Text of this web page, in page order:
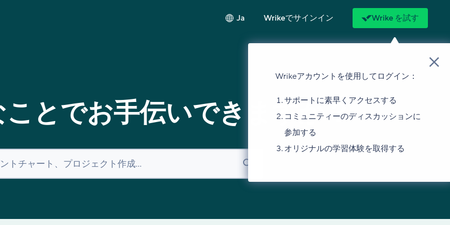
Ja Wrikeでサインイン Wrike を試す
Wrikeアカウントを使用してログイン：
サポートに素早くアクセスする
コミュニティーのディスカッションに
参加する
オリジナルの学習体験を取得する
とでお手伝いできますか？